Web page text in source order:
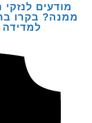
לנזקי
בקרו בחנות
למדידה